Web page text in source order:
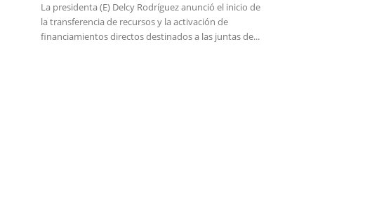
La presidenta (E) Delcy Rodríguez anunció el inicio de
la transferencia de recursos y la activación de
financiamientos directos destinados a las juntas de...